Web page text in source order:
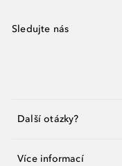
Sledujte nás
Další otázky?
Více informací